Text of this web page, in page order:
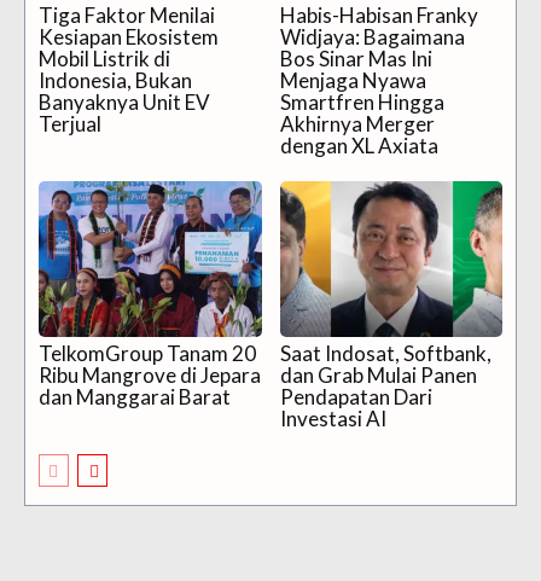
Tiga Faktor Menilai
Kesiapan Ekosistem
Mobil Listrik di
Indonesia, Bukan
Banyaknya Unit EV
Terjual
Habis-Habisan Franky
Widjaya: Bagaimana
Bos Sinar Mas Ini
Menjaga Nyawa
Smartfren Hingga
Akhirnya Merger
dengan XL Axiata
TelkomGroup Tanam 20
Ribu Mangrove di Jepara
dan Manggarai Barat
Saat Indosat, Softbank,
dan Grab Mulai Panen
Pendapatan Dari
Investasi AI